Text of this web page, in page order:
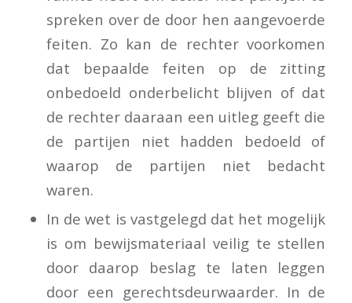
spreken over de door hen aangevoerde
feiten. Zo kan de rechter voorkomen
dat bepaalde feiten op de zitting
onbedoeld onderbelicht blijven of dat
de rechter daaraan een uitleg geeft die
de partijen niet hadden bedoeld of
waarop de partijen niet bedacht
waren.
In de wet is vastgelegd dat het mogelijk
is om bewijsmateriaal veilig te stellen
door daarop beslag te laten leggen
door een gerechtsdeurwaarder. In de